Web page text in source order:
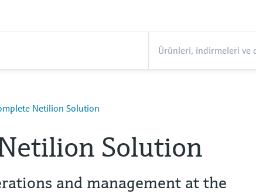
Netilion Solution
Solution
and management at the